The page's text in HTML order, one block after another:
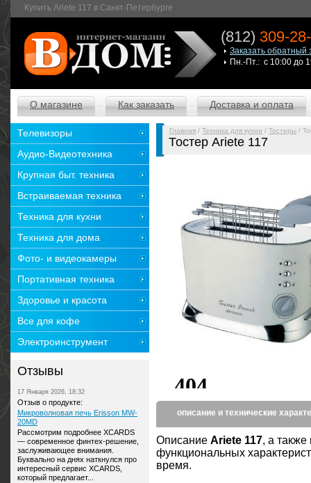
Купить Ariete 117 в Санкт-Петербурге
(812) 309-
Заказать обратный
Пн.-Пт.: с 10:00 до
О магазине Как заказать Доставка и оплата
Главная / Техника для кухни / Тостеры /
Тостер Ariete 117
описание и технические
Описание Ariete 117, а
функциональных
время.
Телевизоры
Аудио-Видеотехника
Крупная быт. техника
Встраиваемая техника
Техника для кухни
Техника для дома
Фото- и видеокамеры
Портативная техника
Здоровье и красота
Все для кофе
Электроинструмент
Отзывы
17 Января 2026, 18:32
Отзыв о продукте:
Микроволновая печь Erisson MW-
20MD
Рассмотрим подробнее XCARDS
— современное финтех-решение,
заслуживающее внимания.
Буквально на днях наткнулся про
интересный сервис XCARDS,
который предлагает...